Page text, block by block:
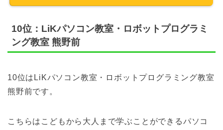
10位：LiKパソコン教室・ロボットプログラミ
ング教室 熊野前
10位はLiKパソコン教室・ロボットプログラミング教室
熊野前です。
こちらはこどもから大人まで学ぶことができるパソコ